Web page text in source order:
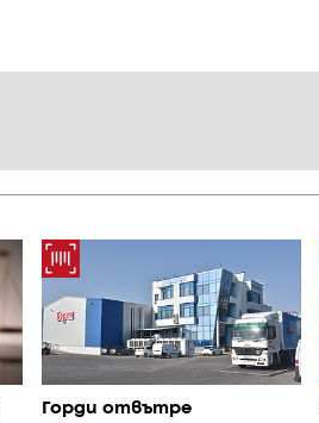
Горди отвътре